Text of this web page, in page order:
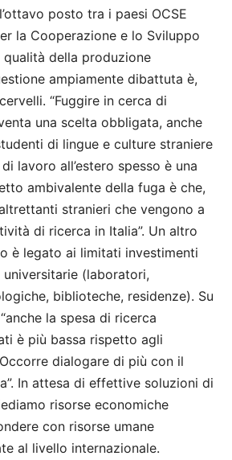
posto tra i paesi OCSE
la Cooperazione e lo Sviluppo
della produzione
ampiamente dibattuta è,
“Fuggire in cerca di
una scelta obbligata, anche
di lingue e culture straniere
lavoro all’estero spesso è una
ambivalente della fuga è che,
stranieri che vengono a
di ricerca in Italia”. Un altro
è legato ai limitati investimenti
(laboratori,
biblioteche, residenze). Su
la spesa di ricerca
è più bassa rispetto agli
dialogare di più con il
In attesa di effettive soluzioni di
risorse economiche
con risorse umane
al livello internazionale.